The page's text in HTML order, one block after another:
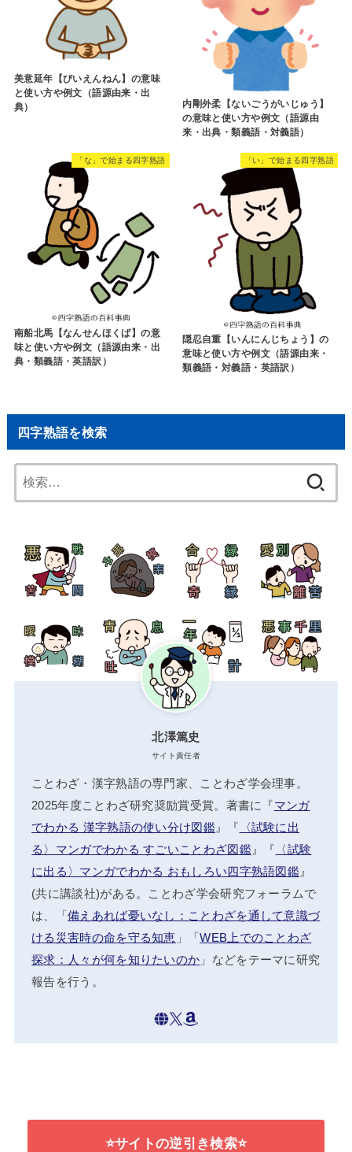
美意延年【びいえんねん】の意味
と使い方や例文（語源由来・出
典）
内剛外柔【ないごうがいじゅう】
の意味と使い方や例文（語源由
来・出典・類義語・対義語）
「な」で始まる四字熟語
南船北馬【なんせんほくば】の意
味と使い方や例文（語源由来・出
典・類義語・英語訳）
「い」で始まる四字熟語
隠忍自重【いんにんじちょう】の
意味と使い方や例文（語源由来・
類義語・対義語・英語訳）
四字熟語を検索
索:
北澤篤史
サイト責任者
ことわざ・漢字熟語の専門家、ことわざ学会理事。
2025年度ことわざ研究奨励賞受賞。著書に『マンガ
でわかる 漢字熟語の使い分け図鑑』『 〈試験に出
る〉マンガでわかる すごいことわざ図鑑』『 〈試験
に出る〉マンガでわかる おもしろい四字熟語図鑑 』
(共に講談社)がある。ことわざ学会研究フォーラムで
は、「備えあれば憂いなし：ことわざを通して意識づ
ける災害時の命を守る知恵 」「WEB上でのことわざ
探求：人々が何を知りたいのか 」などをテーマに研究
報告を行う。
⭐サイトの逆引き検索⭐